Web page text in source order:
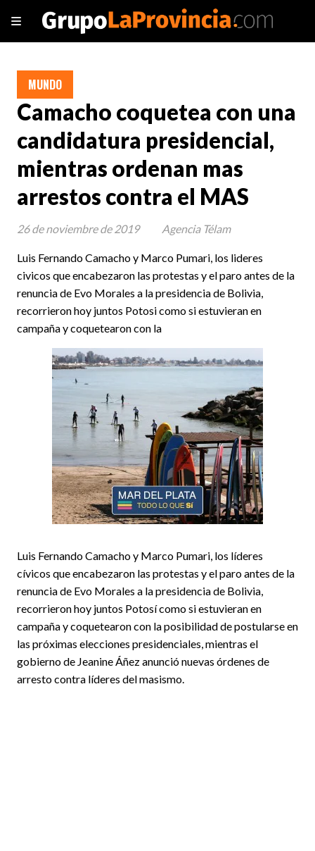
Camacho coquetea con una
candidatura presidencial,
mientras ordenan mas
arrestos contra el MAS
Luis Fernando Camacho y Marco Pumari, los lideres
civicos que encabezaron las protestas y el paro antes de la
renuncia de Evo Morales a la presidencia de Bolivia,
recorrieron hoy juntos Potosi como si estuvieran en
campaña y coquetearon con la
MUNDO
26 de noviembre de 2019 Agencia Télam
Luis Fernando Camacho y Marco Pumari, los líderes
cívicos que encabezaron las protestas y el paro antes de la
renuncia de Evo Morales a la presidencia de Bolivia,
recorrieron hoy juntos Potosí como si estuvieran en
campaña y coquetearon con la posibilidad de postularse en
las próximas elecciones presidenciales, mientras el
gobierno de Jeanine Áñez anunció nuevas órdenes de
arresto contra líderes del masismo.